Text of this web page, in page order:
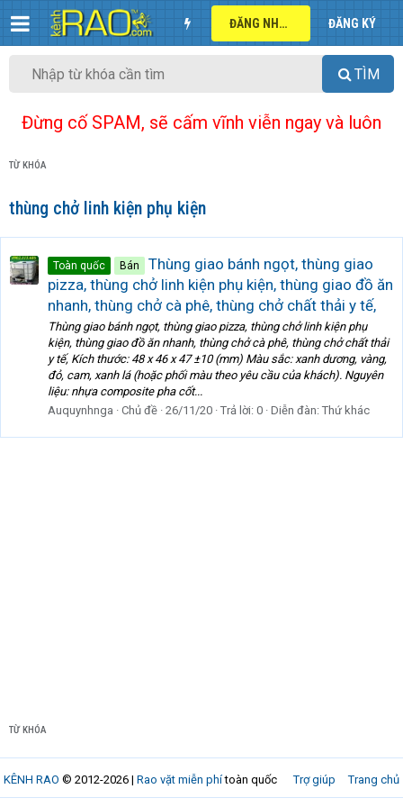
ĐĂNG NHẬP ĐĂNG KÝ
TÌM
Đừng cố SPAM, sẽ cấm vĩnh viễn ngay và luôn
TỪ KHÓA
thùng chở linh kiện phụ kiện
Toàn quốc Bán
Thùng giao bánh ngọt, thùng giao
pizza, thùng chở linh kiện phụ kiện, thùng giao đồ ăn
nhanh, thùng chở cà phê, thùng chở chất thải y tế,
Thùng giao bánh ngọt, thùng giao pizza, thùng chở linh kiện phụ
kiện, thùng giao đồ ăn nhanh, thùng chở cà phê, thùng chở chất thải
y tế, Kích thước: 48 x 46 x 47 ±10 (mm) Màu sắc: xanh dương, vàng,
đỏ, cam, xanh lá (hoặc phối màu theo yêu cầu của khách). Nguyên
liệu: nhựa composite pha cốt...
Auquynhnga
Chủ đề 26/11/20 Trả lời: 0 Diễn đàn: Thứ khác
TỪ KHÓA
Trợ giúp Trang chủ
KÊNH RAO © 2012-2026 | Rao vặt miễn phítoàn quốc